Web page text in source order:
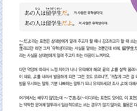
어·한국어]